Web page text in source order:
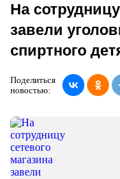
На
завели
спиртного
Поделиться
новостью: